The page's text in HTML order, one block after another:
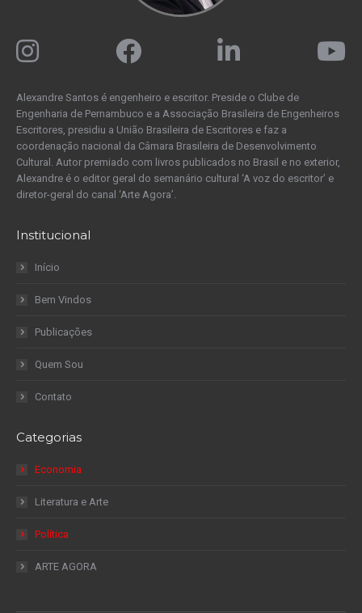
Alexandre Santos é engenheiro e escritor. Preside o Clube de
Engenharia de Pernambuco e a Associação Brasileira de Engenheiros
Escritores, presidiu a União Brasileira de Escritores e faz a
coordenação nacional da Câmara Brasileira de Desenvolvimento
Cultural. Autor premiado com livros publicados no Brasil e no exterior,
Alexandre é o editor geral do semanário cultural ‘A voz do escritor’ e
diretor-geral do canal ‘Arte Agora’.
Institucional
Início
Bem Vindos
Publicações
Quem Sou
Contato
Categorias
Economia
Literatura e Arte
Política
ARTE AGORA